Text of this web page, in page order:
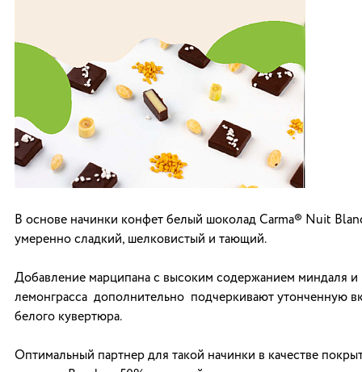
В основе начинки конфет белый шоколад Carma® Nuit
умеренно сладкий, шелковистый и тающий.
Добавление марципана с высоким содержанием миндаля
лемонграсса дополнительно подчеркивают утонченную
белого кувертюра.
Оптимальный партнер для такой начинки в качестве